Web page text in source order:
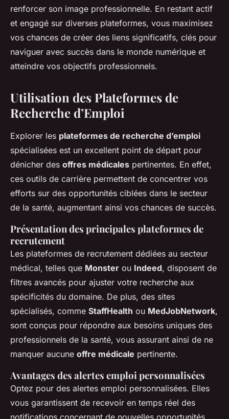
renforcer son image professionnelle. En restant actif
et engagé sur diverses plateformes, vous maximisez
vos chances de créer des liens significatifs, clés pour
naviguer avec succès dans le monde numérique et
atteindre vos objectifs professionnels.
Utilisation des Plateformes de
Recherche d’Emploi
Explorer les plateformes de recherche d’emploi
spécialisées est un excellent point de départ pour
dénicher des offres médicales pertinentes. En effet,
ces outils de carrière permettent de concentrer vos
efforts sur des opportunités ciblées dans le secteur
de la santé, augmentant ainsi vos chances de succès.
Présentation des principales plateformes de
recrutement
Les plateformes de recrutement dédiées au secteur
médical, telles que Monster ou Indeed, disposent de
filtres avancés pour ajuster votre recherche aux
spécificités du domaine. De plus, des sites
spécialisés, comme StaffHealth ou MedJobNetwork,
sont conçus pour répondre aux besoins uniques des
professionnels de la santé, vous assurant ainsi de ne
manquer aucune offre médicale pertinente.
Avantages des alertes emploi personnalisées
Optez pour des alertes emploi personnalisées. Elles
vous garantissent de recevoir en temps réel des
notifications concernant de nouvelles opportunités.